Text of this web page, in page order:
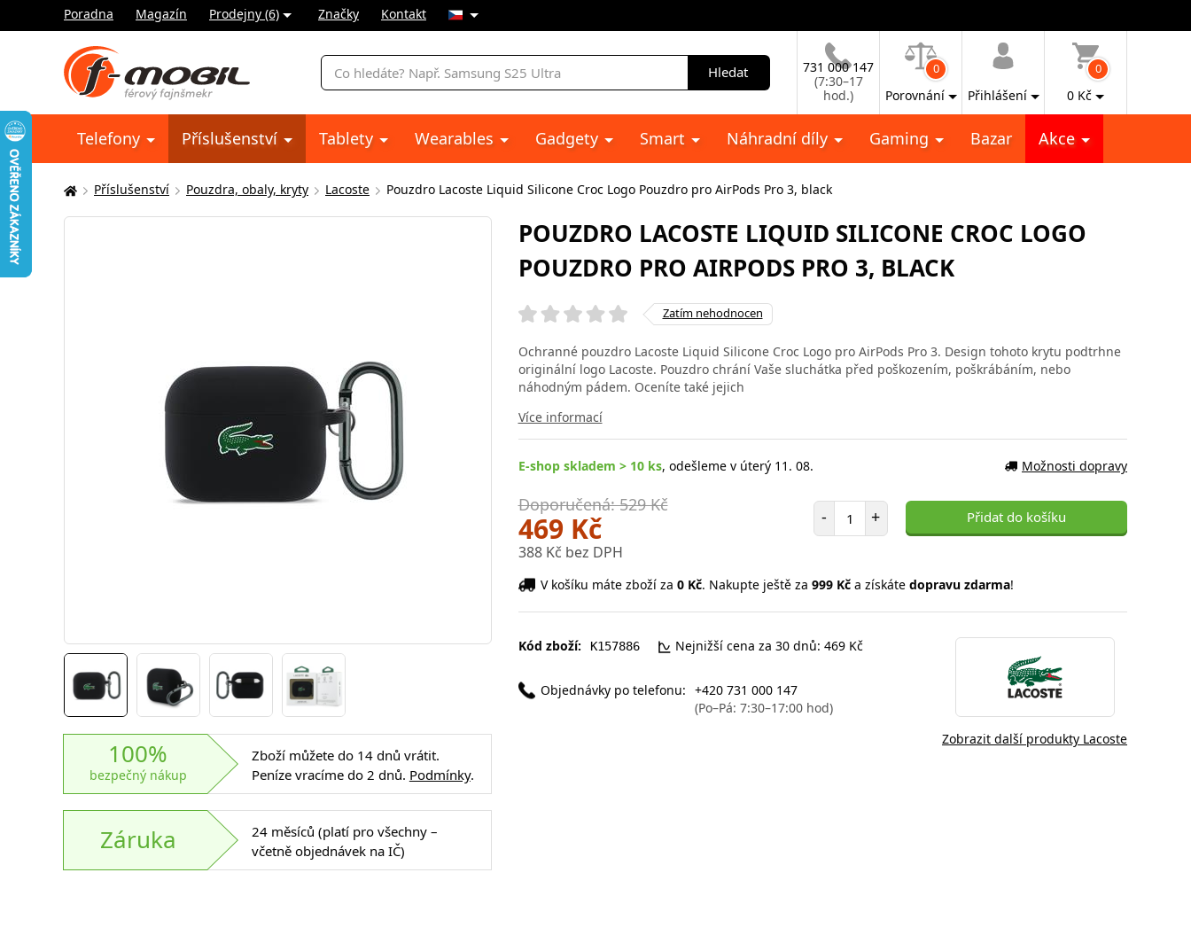
Poradna Magazín Prodejny (6) Značky Kontakt
Vyhledávání
Hledat
731 000 147
(7:30–17
hod.)
0
Porovnání Přihlášení
0
0 Kč
Telefony Příslušenství Tablety Wearables Gadgety Smart Náhradní díly Gaming Bazar Akce
Zde
se
Příslušenství Pouzdra, obaly, kryty Lacoste Pouzdro Lacoste Liquid Silicone Croc Logo Pouzdro pro AirPods Pro 3, black
100%
bezpečný nákup
Zboží můžete do 14 dnů vrátit.
Peníze vracíme do 2 dnů. Podmínky.
Záruka
24 měsíců (platí pro všechny –
včetně objednávek na IČ)
POUZDRO LACOSTE LIQUID SILICONE CROC LOGO
POUZDRO PRO AIRPODS PRO 3, BLACK
Zatím nehodnocen
Ochranné pouzdro Lacoste Liquid Silicone Croc Logo pro AirPods Pro 3. Design tohoto krytu podtrhne
originální logo Lacoste. Pouzdro chrání Vaše sluchátka před poškozením, poškrábáním, nebo
náhodným pádem. Oceníte také jejich
Více informací
E-shop skladem > 10 ks, odešleme v úterý 11. 08. Možnosti dopravy
Doporučená: 529 Kč
469 Kč
388 Kč bez DPH
- Počet položek
+ Přidat do košíku
V košíku máte zboží za 0 Kč. Nakupte ještě za 999 Kča získáte dopravu zdarma!
Kód zboží: K157886 Nejnižší cena za 30 dnů: 469 Kč
Objednávky po telefonu: +420 731 000 147
(Po–Pá: 7:30–17:00 hod)
Zobrazit další produkty Lacoste